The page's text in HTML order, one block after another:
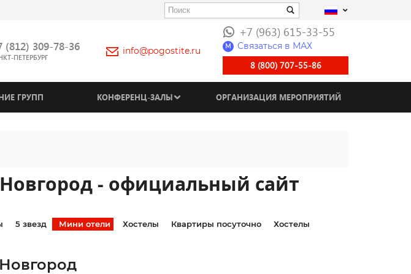
(812) 309-78-36
ПЕТЕРБУРГ
info@pogostite.ru
+7 (963) 615-33-55
M Связаться в МАХ
8 (800) 707-55-86
ГРУПП КОНФЕРЕНЦ-ЗАЛЫ ОРГАНИЗАЦИЯ МЕРОПРИЯТИЙ
- официальный сайт
5 звезд Мини отели Хостелы Квартиры посуточно
Хостелы